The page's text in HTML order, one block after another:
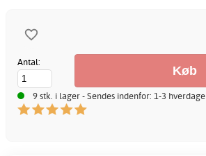
Antal:
9 stk. i lager - Sendes indenfor: 1-3 hverdage